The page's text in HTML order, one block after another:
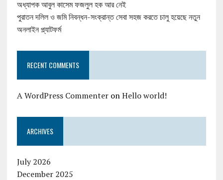
অধ্যাপক আবুল কাসেম ফজলুল হক আর নেই
পুরাতন দলিল ও জমি নিবন্ধন-সংক্রান্ত সেবা সহজ করতে চালু হয়েছে নতুন
অনলাইন প্ল্যাটফর্ম
RECENT COMMENTS
A WordPress CommenteronHello world!
ARCHIVES
July 2026
December 2025